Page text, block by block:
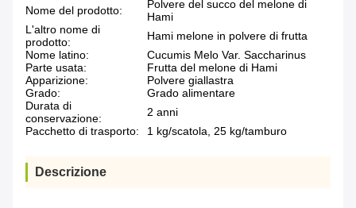
Nome del prodotto:
Polvere del succo del melone di
Hami
L'altro nome di
prodotto:
Hami melone in polvere di frutta
Nome latino:
Cucumis Melo Var. Saccharinus
Parte usata:
Frutta del melone di Hami
Apparizione:
Polvere giallastra
Grado:
Grado alimentare
Durata di
conservazione:
2 anni
Pacchetto di trasporto:
1 kg/scatola, 25 kg/tamburo
Descrizione